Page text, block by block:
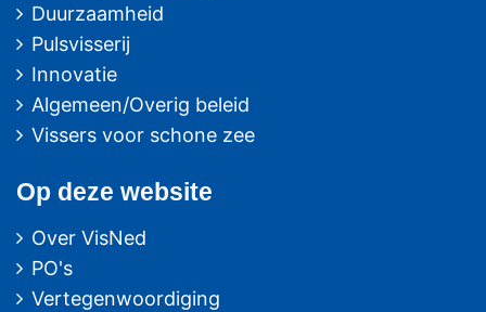
Duurzaamheid
Pulsvisserij
Innovatie
Algemeen/Overig beleid
Vissers voor schone zee
Op deze website
Over VisNed
PO's
Vertegenwoordiging